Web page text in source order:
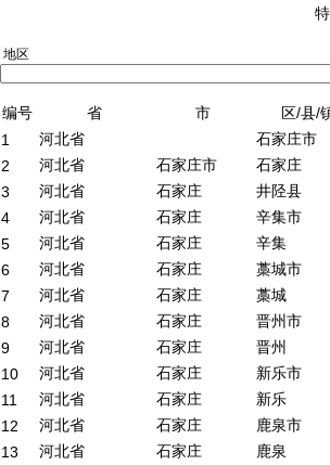
地区
编号 省 市
区/县/
1
河北省
石家庄市
2
河北省 石家庄市
石家庄
3
河北省 石家庄
井陉县
4
河北省 石家庄
辛集市
5
河北省 石家庄
辛集
6
河北省 石家庄
藁城市
7
河北省 石家庄
藁城
8
河北省 石家庄
晋州市
9
河北省 石家庄
晋州
10
河北省 石家庄
新乐市
11
河北省 石家庄
新乐
12
河北省 石家庄
鹿泉市
13
河北省 石家庄
鹿泉